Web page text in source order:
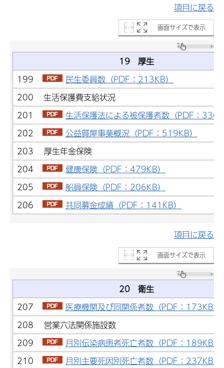
項目に戻る
画面サイズで表示
19 厚生
199
民生委員数（PDF：213KB）
200 生活保護費支給状況
201
生活保護法による被保護者数（PDF：
202
公益質屋事業概況（PDF：519KB）
203 厚生年金保険
204
健康保険（PDF：479KB）
205
船員保険（PDF：206KB）
206
共同募金成績（PDF：141KB）
項目に戻る
画面サイズで表示
20 衛生
207
医療機関及び同関係者数（PDF：173KB）
208 営業六法関係施設数
209
月別伝染病患者死亡者数（PDF：189KB）
210
月別主要死因別死亡者数（PDF：237KB）